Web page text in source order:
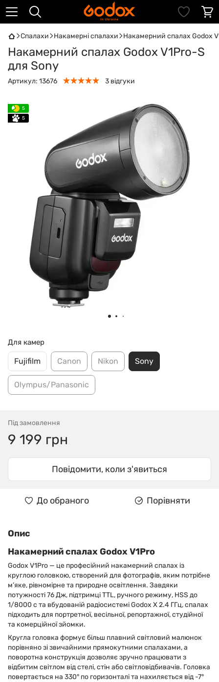
Спалахи Накамерні спалахи Накамерний спалах Godox
Накамерний спалах Godox V1Pro-S
для Sony
Артикул: 13676 3 відгуки
5
5
Для камер
Fujifilm Canon Nikon Sony
Olympus/Panasonic
Під замовлення
9 199 грн
Повідомити, коли з'явиться
До обраного Порівняти
Опис
Накамерний спалах Godox V1Pro
Godox V1Pro — це професійний накамерний спалах із
круглою головкою, створений для фотографів, яким потрібне
м’яке, рівномірне та природне освітлення. Завдяки
потужності 76 Дж, підтримці TTL, ручного режиму, HSS до
1/8000 с та вбудованій радіосистемі Godox X 2.4 ГГц, спалах
підходить для портретної, весільної, репортажної, студійної
та комерційної зйомки.
Кругла головка формує більш плавний світловий малюнок
порівняно зі звичайними прямокутними спалахами, а
поворотна конструкція дозволяє зручно працювати з
відбитим світлом від стелі, стін або світловідбивачів. Головка
повертається на 330° по горизонталі та нахиляється від -7°